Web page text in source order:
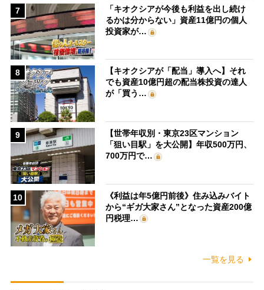
7
「キオクシアが今後も利益を出し続け
るかは分からない」資産11億円の個人
投資家が…
8
【キオクシアが「配当」導入へ】それ
でも資産10億円超の配当株投資の達人
が「買う…
9
【世帯年収別・東京23区マンション
「狙い目駅」を大公開】年収500万円、
700万円で…
10
《利益は年5億円前後》住み込みバイト
から“ギガ大家さん”となった資産200億
円税理…
一覧を見る